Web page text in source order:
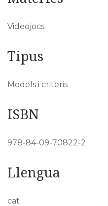
Videojocs
Tipus
Models i criteris
ISBN
978-84-09-70822-2
Llengua
cat